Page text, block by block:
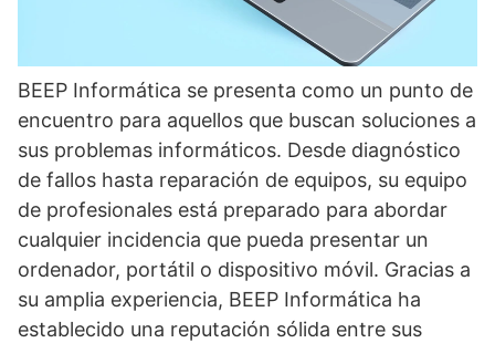
BEEP Informática se presenta como un punto de
encuentro para aquellos que buscan soluciones a
sus problemas informáticos. Desde diagnóstico
de fallos hasta reparación de equipos, su equipo
de profesionales está preparado para abordar
cualquier incidencia que pueda presentar un
ordenador, portátil o dispositivo móvil. Gracias a
su amplia experiencia, BEEP Informática ha
establecido una reputación sólida entre sus